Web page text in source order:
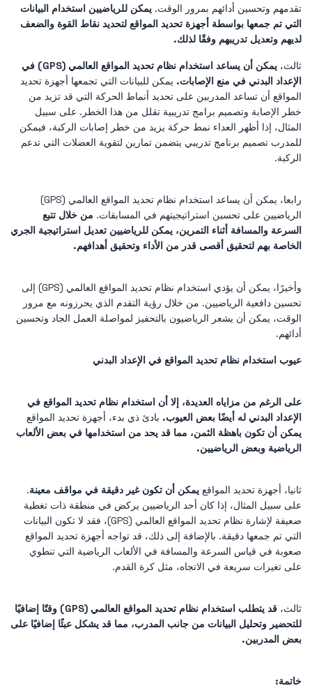
تقدمهم وتحسين أدائهم بمرور الوقت. يمكن للرياضيين استخدام البيانات
التي تم جمعها بواسطة أجهزة تحديد المواقع لتحديد نقاط القوة والضعف
لديهم وتعديل تدريبهم وفقًا لذلك.
ثالث،
يمكن أن يساعد استخدام نظام تحديد المواقع العالمي (GPS) في
الإعداد البدني في منع الإصابات. يمكن للبيانات التي تجمعها أجهزة تحديد
المواقع أن تساعد المدربين على تحديد أنماط الحركة التي قد تزيد من
خطر الإصابة وتصميم برامج تدريبية تقلل من هذا الخطر. على سبيل
المثال، إذا أظهر العداء نمط حركة يزيد من خطر إصابات الركبة، فيمكن
للمدرب تصميم برنامج تدريبي يتضمن تمارين لتقوية العضلات التي تدعم
الركبة.
رابعا، يمكن أن يساعد استخدام نظام تحديد المواقع العالمي (GPS)
الرياضيين على تحسين استراتيجيتهم في المسابقات. من خلال تتبع
السرعة والمسافة أثناء التمرين، يمكن للرياضيين تعديل استراتيجية الجري
الخاصة بهم لتحقيق أقصى قدر من الأداء وتحقيق أهدافهم.
وأخيرًا، يمكن أن يؤدي استخدام نظام تحديد المواقع العالمي (GPS) إلى
تحسين دافعية الرياضيين. من خلال رؤية التقدم الذي يحرزونه مع مرور
الوقت، يمكن أن يشعر الرياضيون بالتحفيز لمواصلة العمل الجاد وتحسين
أدائهم.
عيوب استخدام نظام تحديد المواقع في الإعداد البدني
على الرغم من مزاياه العديدة، إلا أن استخدام نظام تحديد المواقع في
الإعداد البدني له أيضًا بعض العيوب. بادئ ذي بدء، أجهزة تحديد المواقع
يمكن أن تكون باهظة الثمن، مما قد يحد من استخدامها في بعض الألعاب
الرياضية وبعض الرياضيين.
ثانيا، أجهزة تحديد المواقع يمكن أن تكون غير دقيقة في مواقف معينة.
على سبيل المثال، إذا كان أحد الرياضيين يركض في منطقة ذات تغطية
ضعيفة لإشارة نظام تحديد المواقع العالمي (GPS)، فقد لا تكون البيانات
التي تم جمعها دقيقة. بالإضافة إلى ذلك، قد تواجه أجهزة تحديد المواقع
صعوبة في قياس السرعة والمسافة في الألعاب الرياضية التي تنطوي
على تغيرات سريعة في الاتجاه، مثل كرة القدم.
ثالث،
قد يتطلب استخدام نظام تحديد المواقع العالمي (GPS) وقتًا إضافيًا
للتحضير وتحليل البيانات من جانب المدرب، مما قد يشكل عبئًا إضافيًا على
بعض المدربين.
خاتمة: